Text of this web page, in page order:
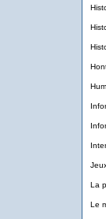
La
Le